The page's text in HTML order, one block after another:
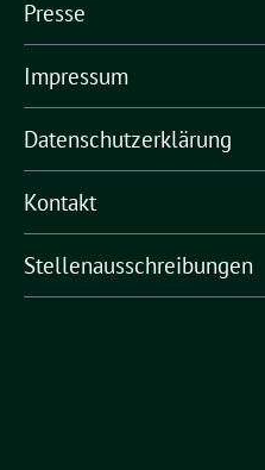
Presse
Impressum
Datenschutzerklärung
Kontakt
Stellenausschreibungen